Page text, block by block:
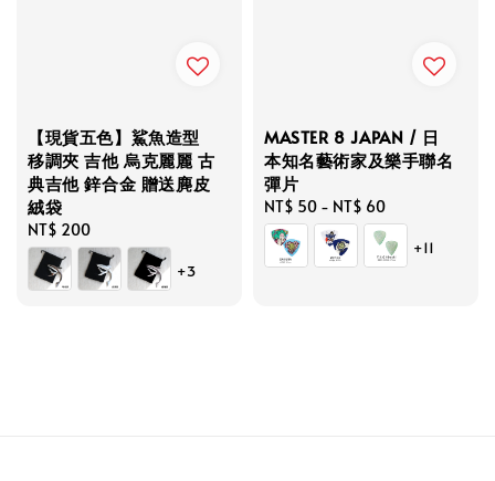
【現貨五色】鯊魚造型
移調夾 吉他 烏克麗麗 古
典吉他 鋅合金 贈送麂皮
絨袋
Regular
price
NT$ 200
+3
MASTER 8 JAPAN / 日
本知名藝術家及樂手聯名
彈片
Regular
price
NT$ 50 - NT$ 60
+11